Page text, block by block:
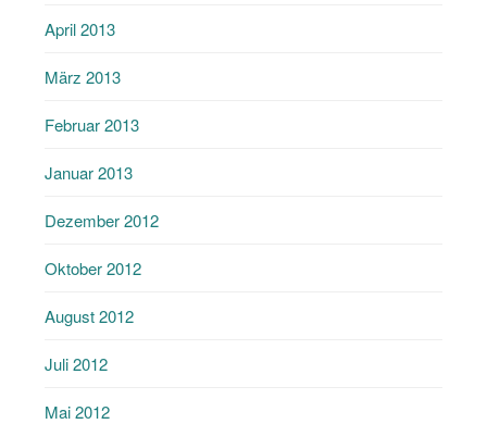
April 2013
März 2013
Februar 2013
Januar 2013
Dezember 2012
Oktober 2012
August 2012
Juli 2012
Mai 2012